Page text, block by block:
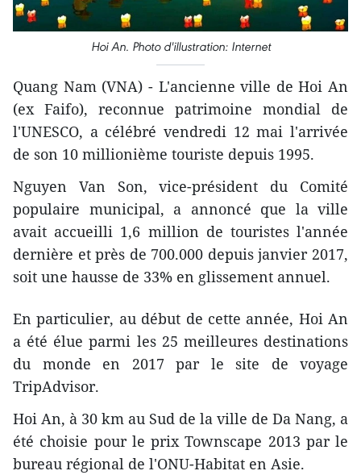
Hoi An. Photo d'illustration: Internet
Quang Nam ​(VNA) - L'ancienne ville de Hoi An
(ex Faifo), reconnue patrimoine mondial de
l'UNESCO, a célébré vendredi 12 mai l'arrivée
de son 10 millionième touriste depuis 1995.
Nguyen Van Son, vice-président du Comité
populaire municipal, a annoncé que la ville
avait accueilli 1,6 million de touristes l'année
dernière et près de 700.000 depuis janvier 2017,
soit une hausse de 33% en glissement annuel.
En particulier, au début de cette année, Hoi An
a été élue parmi les 25 meilleures destinations
du monde en 2017 par le site de voyage
TripAdvisor.
Hoi An, à 30 km au Sud de la ville de Da Nang, a
été choisie pour le prix Townscape 2013 par le
bureau régional de l'ONU-Habitat en Asie.